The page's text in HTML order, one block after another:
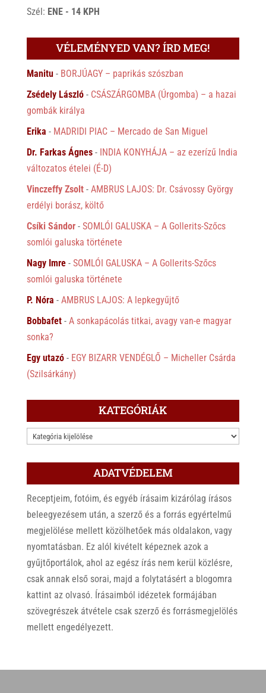
Szél: ENE - 14 KPH
VÉLEMÉNYED VAN? ÍRD MEG!
Manitu- BORJÚAGY – paprikás szószban
Zsédely László- CSÁSZÁRGOMBA (Úrgomba) – a hazai
gombák királya
Erika - MADRIDI PIAC – Mercado de San Miguel
Dr. Farkas Ágnes- INDIA KONYHÁJA – az ezerízű India
változatos ételei (É-D)
Vinczeffy Zsolt- AMBRUS LAJOS: Dr. Csávossy György
erdélyi borász, költő
Csíki Sándor- SOMLÓI GALUSKA – A Gollerits-Szőcs
somlói galuska története
Nagy Imre- SOMLÓI GALUSKA – A Gollerits-Szőcs
somlói galuska története
P. Nóra - AMBRUS LAJOS: A lepkegyűjtő
Bobbafet- A sonkapácolás titkai, avagy van-e magyar
sonka?
Egy utazó- EGY BIZARR VENDÉGLŐ – Micheller Csárda
(Szilsárkány)
KATEGÓRIÁK
KATEGÓRIÁK
ADATVÉDELEM
Receptjeim, fotóim, és egyéb írásaim kizárólag írásos
beleegyezésem után, a szerző és a forrás egyértelmű
megjelölése mellett közölhetőek más oldalakon, vagy
nyomtatásban. Ez alól kivételt képeznek azok a
gyűjtőportálok, ahol az egész írás nem kerül közlésre,
csak annak első sorai, majd a folytatásért a blogomra
kattint az olvasó. Írásaimból idézetek formájában
szövegrészek átvétele csak szerző és forrásmegjelölés
mellett engedélyezett.